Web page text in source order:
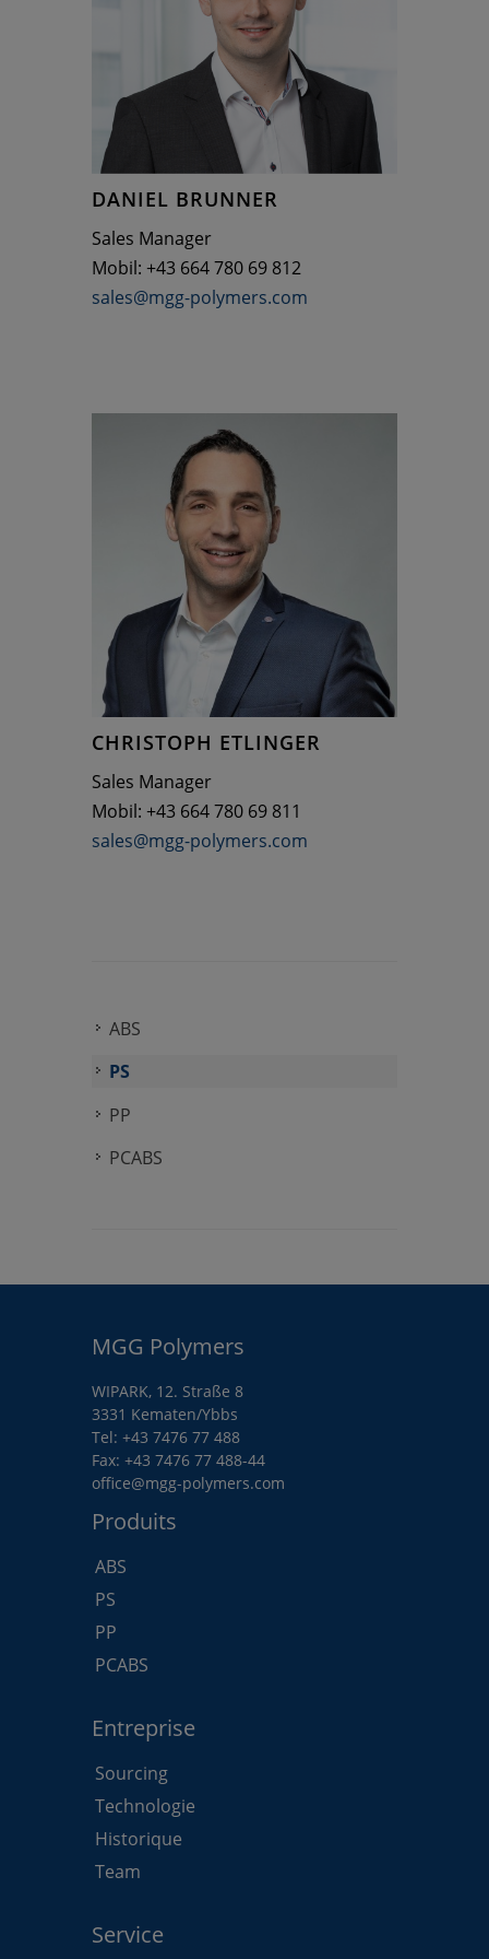
DANIEL BRUNNER
Sales Manager
Mobil: +43 664 780 69 812
sales@mgg-polymers.com
CHRISTOPH ETLINGER
Sales Manager
Mobil: +43 664 780 69 811
sales@mgg-polymers.com
ABS
PS
PP
PCABS
MGG Polymers
WIPARK, 12. Straße 8
3331 Kematen/Ybbs
Tel: +43 7476 77 488
Fax: +43 7476 77 488-44
office@mgg-polymers.com
Produits
ABS
PS
PP
PCABS
Entreprise
Sourcing
Technologie
Historique
Team
Service